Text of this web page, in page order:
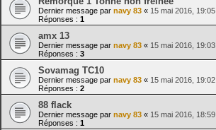
Dernier message par navy 83 « 15 mai 2016, 19:05
Réponses : 1
amx 13
Dernier message par navy 83 « 15 mai 2016, 19:03
Réponses : 3
Sovamag TC10
Dernier message par navy 83 « 15 mai 2016, 19:02
Réponses : 2
88 flack
Dernier message par navy 83 « 15 mai 2016, 18:59
Réponses : 1